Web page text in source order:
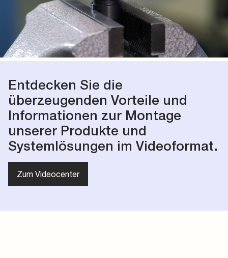
Entdecken Sie die
überzeugenden Vorteile und
Informationen zur Montage
unserer Produkte und
Systemlösungen im Videoformat.
Zum Videocenter